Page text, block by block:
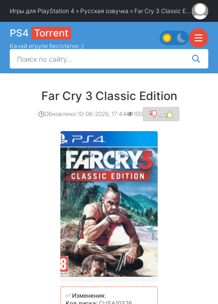
Игры для PlayStation 4 » Русская озвучка » Far Cry 3 Classic Edition
PS4 Torrent
Качай игрули бесплатно ;)
Far Cry 3 Classic Edition
Обновлено:10-06-2026, 17:44 100 0
✅ Изменения: